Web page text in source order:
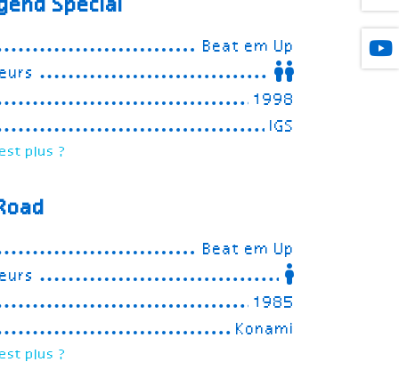
Special
Beat em Up
1998
IGS
plus ?
Beat em Up
1985
Konami
plus ?